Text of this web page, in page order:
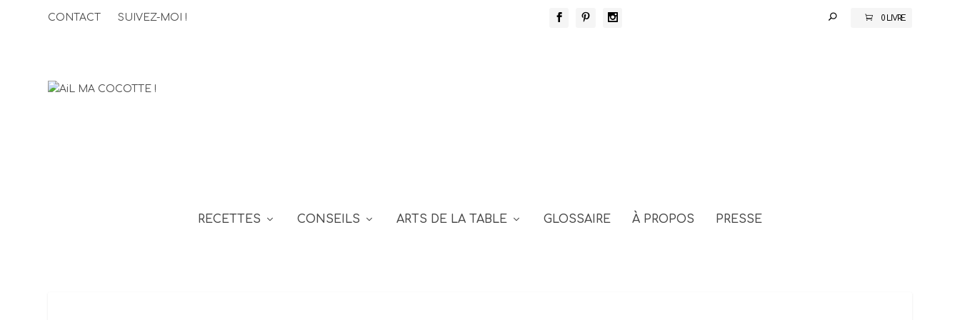
CONTACT SUIVEZ-MOI ! 0 LIVRE
RECETTES CONSEILS ARTS DE LA TABLE GLOSSAIRE À PROPOS PRESSE